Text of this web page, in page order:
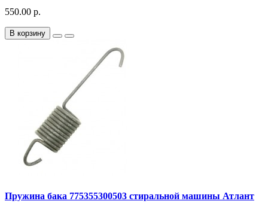
550.00 р.
В корзину
Пружина бака 775355300503 стиральной машины Атлант